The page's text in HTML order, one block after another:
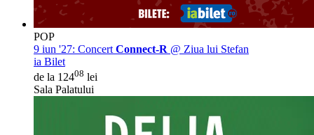
POP
9 iun '27: Concert Connect-R @ Ziua lui Stefan
ia Bilet
de la 12408 lei
Sala Palatului